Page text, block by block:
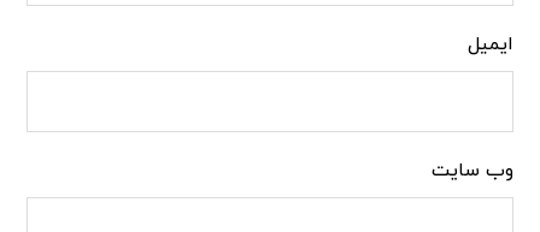
ایمیل
وب‌ سایت